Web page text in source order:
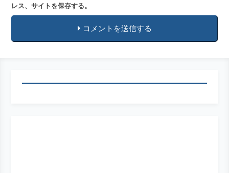
レス、サイトを保存する。
コメントを送信する